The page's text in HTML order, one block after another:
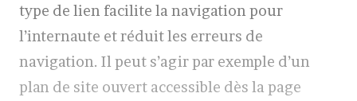
type de lien facilite la navigation pour
l’internaute et réduit les erreurs de
navigation. Il peut s’agir par exemple d’un
plan de site ouvert accessible dès la page